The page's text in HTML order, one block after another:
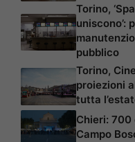
Torino,
uniscono’:
pubblico
Torino,
proiezioni
tutta
Chieri: 700
Campo